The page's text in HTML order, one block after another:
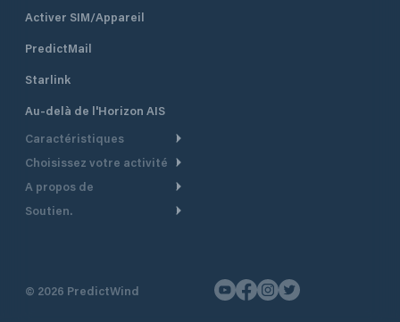
Activer SIM/Appareil
PredictMail
Starlink
Au-delà de l'Horizon AIS
Caractéristiques
Routage Météo
Routage bateau à moteur
Suivi GPS
Choisissez votre activité
Croisière
A propos de
Aperçu
Soutien.
Nous contacter
© 2026 PredictWind